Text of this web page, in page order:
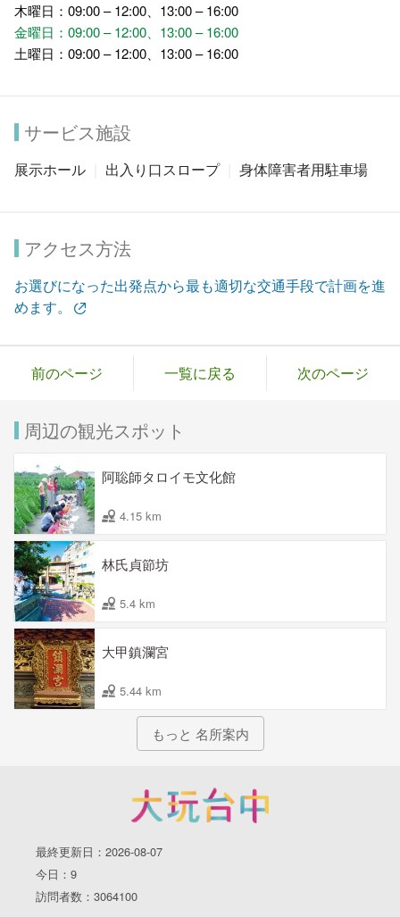
木曜日：09:00 – 12:00、13:00 – 16:00
金曜日：09:00 – 12:00、13:00 – 16:00
土曜日：09:00 – 12:00、13:00 – 16:00
サービス施設
展示ホール 出入り口スロープ 身体障害者用駐車場
アクセス方法
お選びになった出発点から最も適切な交通手段で計画を進
めます。
前のページ 一覧に戻る 次のページ
周辺の観光スポット
阿聡師タロイモ文化館
4.15 km
林氏貞節坊
5.4 km
大甲鎮瀾宮
5.44 km
もっと 名所案内
最終更新日：2026-08-07
今日：9
訪問者数：3064100